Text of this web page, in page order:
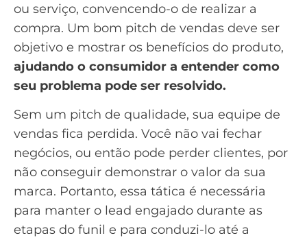
ou serviço, convencendo-o de realizar a
compra. Um bom pitch de vendas deve ser
objetivo e mostrar os benefícios do produto,
ajudando o consumidor a entender como
seu problema pode ser resolvido.
Sem um pitch de qualidade, sua equipe de
vendas fica perdida. Você não vai fechar
negócios, ou então pode perder clientes, por
não conseguir demonstrar o valor da sua
marca. Portanto, essa tática é necessária
para manter o lead engajado durante as
etapas do funil e para conduzi-lo até a